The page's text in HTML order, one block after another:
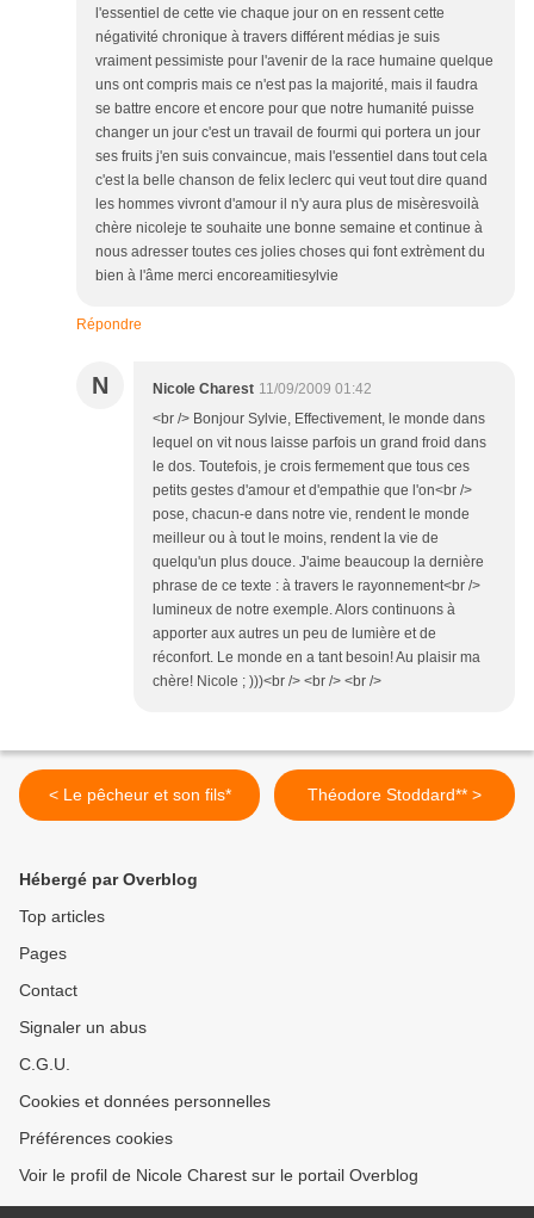
l'essentiel de cette vie chaque jour on en ressent cette
négativité chronique à travers différent médias je suis
vraiment pessimiste pour l'avenir de la race humaine quelque
uns ont compris mais ce n'est pas la majorité, mais il faudra
se battre encore et encore pour que notre humanité puisse
changer un jour c'est un travail de fourmi qui portera un jour
ses fruits j'en suis convaincue, mais l'essentiel dans tout cela
c'est la belle chanson de felix leclerc qui veut tout dire quand
les hommes vivront d'amour il n'y aura plus de misèresvoilà
chère nicoleje te souhaite une bonne semaine et continue à
nous adresser toutes ces jolies choses qui font extrèment du
bien à l'âme merci encoreamitiesylvie
Répondre
N Nicole Charest 11/09/2009 01:42
<br /> Bonjour Sylvie, Effectivement, le monde dans
lequel on vit nous laisse parfois un grand froid dans
le dos. Toutefois, je crois fermement que tous ces
petits gestes d'amour et d'empathie que l'on<br />
pose, chacun-e dans notre vie, rendent le monde
meilleur ou à tout le moins, rendent la vie de
quelqu'un plus douce. J'aime beaucoup la dernière
phrase de ce texte : à travers le rayonnement<br />
lumineux de notre exemple. Alors continuons à
apporter aux autres un peu de lumière et de
réconfort. Le monde en a tant besoin! Au plaisir ma
chère! Nicole ; )))<br /> <br /> <br />
< Le pêcheur et son fils* Théodore Stoddard** >
Hébergé par Overblog
Top articles
Pages
Contact
Signaler un abus
C.G.U.
Cookies et données personnelles
Préférences cookies
Voir le profil de Nicole Charest sur le portail Overblog